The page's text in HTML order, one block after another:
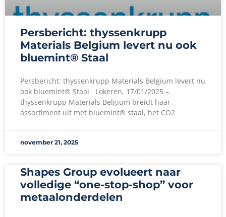
Persbericht: thyssenkrupp
Materials Belgium levert nu ook
bluemint® Staal
Persbericht: thyssenkrupp Materials Belgium levert nu
ook bluemint® Staal Lokeren, 17/01/2025 –
thyssenkrupp Materials Belgium breidt haar
assortiment uit met bluemint® staal, het CO2
november 21, 2025
Shapes Group evolueert naar
volledige “one-stop-shop” voor
metaalonderdelen